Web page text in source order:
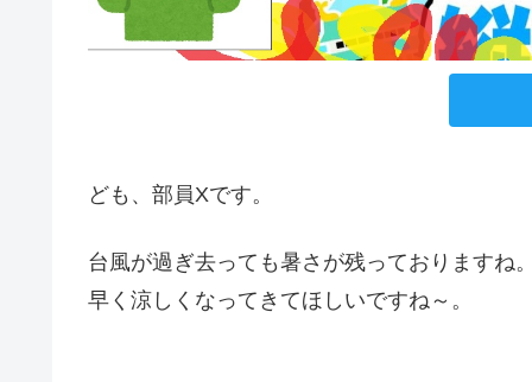
ども、部員Xです。
台風が過ぎ去っても暑さが残っております
早く涼しくなってきてほしいですね～。